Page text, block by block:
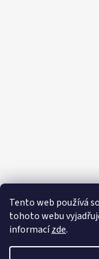
Tento web používá
tohoto webu
informacízde.